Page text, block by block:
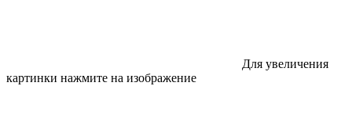
Для увеличения
картинки нажмите на изображение